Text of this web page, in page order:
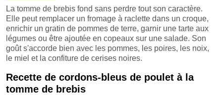
La tomme de brebis fond sans perdre tout son caractère.
Elle peut remplacer un fromage à raclette dans un croque,
enrichir un gratin de pommes de terre, garnir une tarte aux
légumes ou être ajoutée en copeaux sur une salade. Son
goût s'accorde bien avec les pommes, les poires, les noix,
le miel et la confiture de cerises noires.
Recette de cordons-bleus de poulet à la
tomme de brebis